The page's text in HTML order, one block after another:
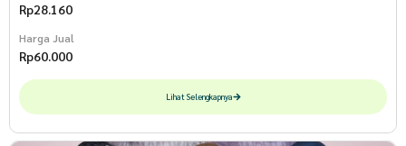
Rp28.160
Harga Jual
Rp60.000
Lihat Selengkapnya